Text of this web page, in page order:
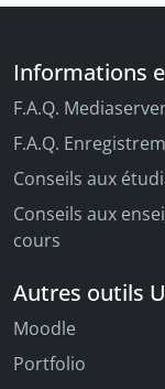
Informations
F.A.Q.
F.A.Q.
Conseils aux
Conseils aux
cours
Autres outils
Moodle
Portfolio